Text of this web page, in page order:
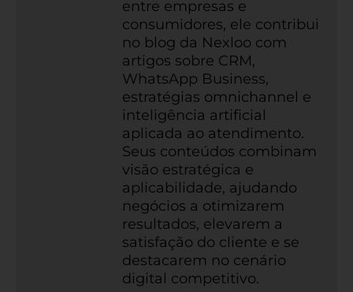
entre empresas e
consumidores, ele contribui
no blog da Nexloo com
artigos sobre CRM,
WhatsApp Business,
estratégias omnichannel e
inteligência artificial
aplicada ao atendimento.
Seus conteúdos combinam
visão estratégica e
aplicabilidade, ajudando
negócios a otimizarem
resultados, elevarem a
satisfação do cliente e se
destacarem no cenário
digital competitivo.